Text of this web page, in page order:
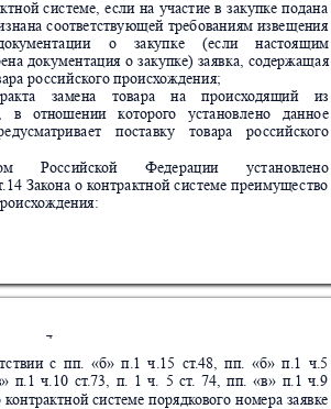
й системе, если на участие в закупке подана
знана соответствующей требованиям извещения
ации о закупке (если
настоящим
ена документация о закупке) заявка, содержащая
российского происхождения;
ракта замена товара на происходящий
из
в   отношении   которого   установлено   данное
сматривает поставку товара российского
Российской Федерации установлено
.14 Закона о контрактной системе преимущество
схождения:
4
ствии с пп. «б» п.1 ч.15 ст.48, пп. «б» п.1 ч.5
п.1 ч.10 ст.73, п. 1 ч. 5 ст. 74, пп. «в» п.1 ч.9
контрактной системе порядкового номера заявке